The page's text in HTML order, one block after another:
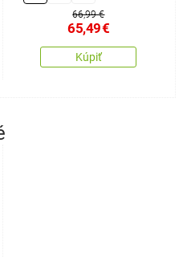
66,99 €
65,49€
Kúpiť